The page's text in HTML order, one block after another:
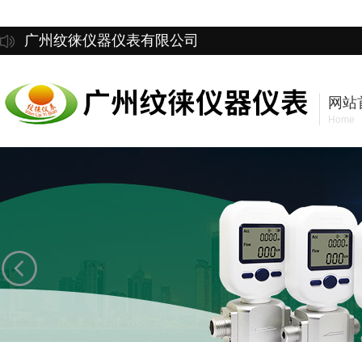
广州纹徕仪器仪表有限公司
网站
Home